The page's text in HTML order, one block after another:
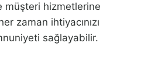
müşteri hizmetlerine
zaman ihtiyacınızı
sağlayabilir.